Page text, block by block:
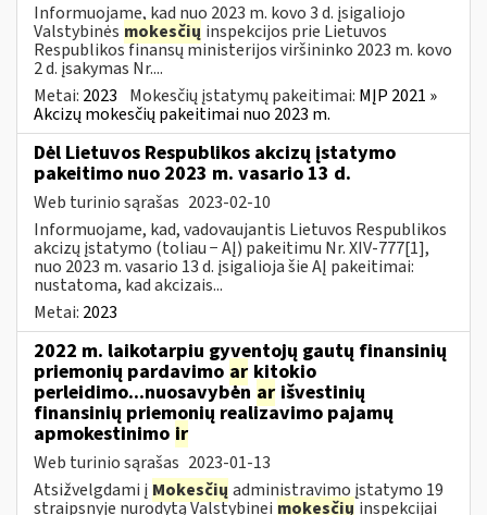
Informuojame, kad nuo 2023 m. kovo 3 d. įsigaliojo
Valstybinės mokesčių inspekcijos prie Lietuvos
Respublikos finansų ministerijos viršininko 2023 m. kovo
2 d. įsakymas Nr....
Metai: 2023 Mokesčių įstatymų pakeitimai: MĮP 2021 »
Akcizų mokesčių pakeitimai nuo 2023 m.
Dėl Lietuvos Respublikos akcizų įstatymo
pakeitimo nuo 2023 m. vasario 13 d.
Web turinio sąrašas 2023-02-10
Informuojame, kad, vadovaujantis Lietuvos Respublikos
akcizų įstatymo (toliau − AĮ) pakeitimu Nr. XIV-777[1],
nuo 2023 m. vasario 13 d. įsigalioja šie AĮ pakeitimai:
nustatoma, kad akcizais...
Metai: 2023
2022 m. laikotarpiu gyventojų gautų finansinių
priemonių pardavimo ar kitokio
perleidimo...nuosavybėn ar išvestinių
finansinių priemonių realizavimo pajamų
apmokestinimo ir
Web turinio sąrašas 2023-01-13
Atsižvelgdami į Mokesčių administravimo įstatymo 19
straipsnyje nurodytą Valstybinei mokesčių inspekcijai